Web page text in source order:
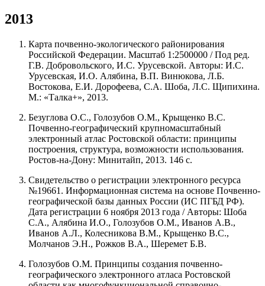
2013
Карта почвенно-экологического районирования
Российской Федерации. Масштаб 1:2500000 / Под ред.
Г.В. Добровольского, И.С. Урусевской. Авторы: И.С.
Урусевская, И.О. Алябина, В.П. Винюкова, Л.Б.
Востокова, Е.И. Дорофеева, С.А. Шоба, Л.С. Щипихина.
М.: «Талка+», 2013.
Безуглова О.С., Голозубов О.М., Крыщенко В.С.
Почвенно-географический крупномасштабный
электронный атлас Ростовской области: принципы
построения, структура, возможности использования.
Ростов-на-Дону: Минитайп, 2013. 146 с.
Свидетельство о регистрации электронного ресурса
№19661. Информационная система на основе Почвенно-
географической базы данных России (ИС ПГБД РФ).
Дата регистрации 6 ноября 2013 года / Авторы: Шоба
С.А., Алябина И.О., Голозубов О.М., Иванов А.В.,
Иванов А.Л., Колесникова В.М., Крыщенко В.С.,
Молчанов Э.Н., Рожков В.А., Шеремет Б.В.
Голозубов О.М. Принципы создания почвенно-
географического электронного атласа Ростовской